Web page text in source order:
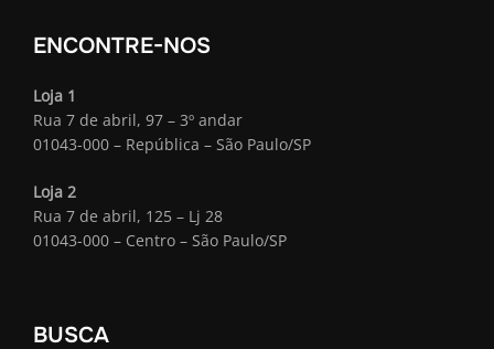
ENCONTRE-NOS
Loja 1
Rua 7 de abril, 97 – 3º andar
01043-000 – República – São Paulo/SP
Loja 2
Rua 7 de abril, 125 – Lj 28
01043-000 – Centro – São Paulo/SP
BUSCA